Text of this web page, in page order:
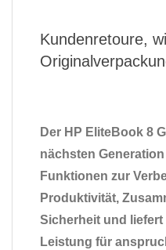
Kundenretoure,
Der HP EliteBook 8
nächsten
Funktionen zur
Produktivität,
Sicherheit und
Leistung für